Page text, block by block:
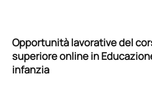
Opportunità lavorative del
superiore online in
infanzia